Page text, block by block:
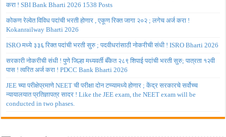
करा ! SBI Bank Bharti 2026 1538 Posts
कोकण रेल्वेत विविध पदांची भरती होणार , एकूण रिक्त जागा २०२ ; लगेच अर्ज करा !
Kokanrailway Bharti 2026
ISRO मध्ये ३३६ रिक्त पदांची भरती सुरु ; पदवीधरांसाठी नोकरीची संधी ! ISRO Bharti 2026
सरकारी नोकरीची संधी ! पुणे जिल्हा मध्यवर्ती बँकेत २८९ शिपाई पदांची भरती सुरु; पात्रता १२वी
पास ! त्वरित अर्ज करा ! PDCC Bank Bharti 2026
JEE च्या परीक्षेप्रमाणे NEET ची परीक्षा दोन टप्प्यामध्ये होणार ; केंद्र सरकारचे सर्वोच्च
न्यायालयात प्रतिज्ञापत्र सादर ! Like the JEE exam, the NEET exam will be
conducted in two phases.